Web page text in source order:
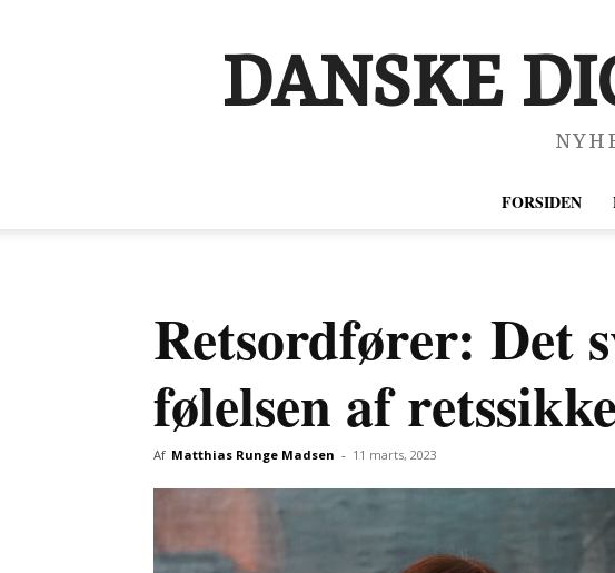
DANSKE
FORSIDEN
Retsordfører: Det
følelsen af
Af Matthias Runge Madsen - 11 marts, 2023